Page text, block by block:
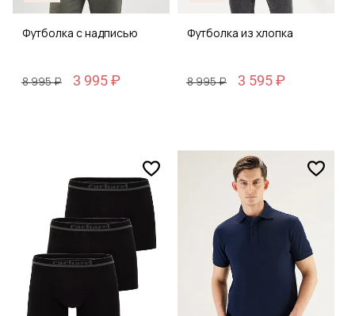
Футболка с надписью
8 995 ₽ 3 995 ₽
Футболка из хлопка
8 995 ₽ 3 595 ₽